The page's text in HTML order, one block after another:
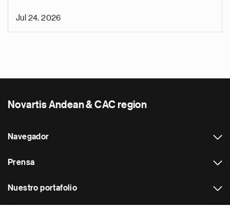
Jul 24, 2026
Novartis Andean & CAC region
Navegador
Prensa
Nuestro portafolio